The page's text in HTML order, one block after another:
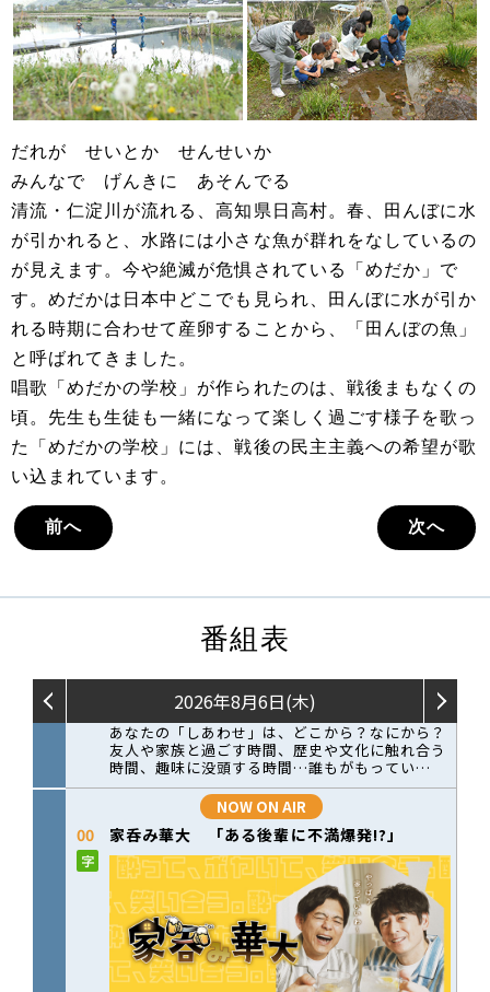
だれが せいとか せんせいか
みんなで げんきに あそんでる
清流・仁淀川が流れる、高知県日高村。春、田んぼに水
が引かれると、水路には小さな魚が群れをなしているの
が見えます。今や絶滅が危惧されている「めだか」で
す。めだかは日本中どこでも見られ、田んぼに水が引か
れる時期に合わせて産卵することから、「田んぼの魚」
と呼ばれてきました。
唱歌「めだかの学校」が作られたのは、戦後まもなくの
頃。先生も生徒も一緒になって楽しく過ごす様子を歌っ
た「めだかの学校」には、戦後の民主主義への希望が歌
い込まれています。
前へ 次へ
番組表